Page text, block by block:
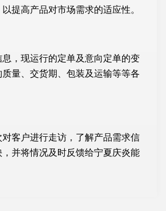
提高产品对市场需求的适应性。
，现运行的定单及意向定单的变
量、交货期、包装及运输等等各
客户进行走访，了解产品需求信
并将情况及时反馈给宁夏庆炎能